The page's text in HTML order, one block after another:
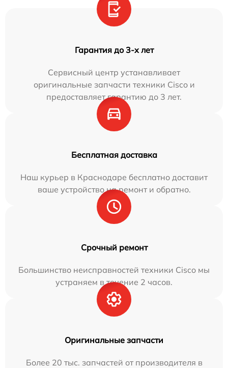
Гарантия до 3-х лет
Сервисный центр устанавливает
оригинальные запчасти техники Cisco и
предоставляет гарантию до 3 лет.
Бесплатная доставка
Наш курьер в Краснодаре бесплатно доставит
ваше устройство на ремонт и обратно.
Срочный ремонт
Большинство неисправностей техники Cisco мы
устраняем в течение 2 часов.
Оригинальные запчасти
Более 20 тыс. запчастей от производителя в